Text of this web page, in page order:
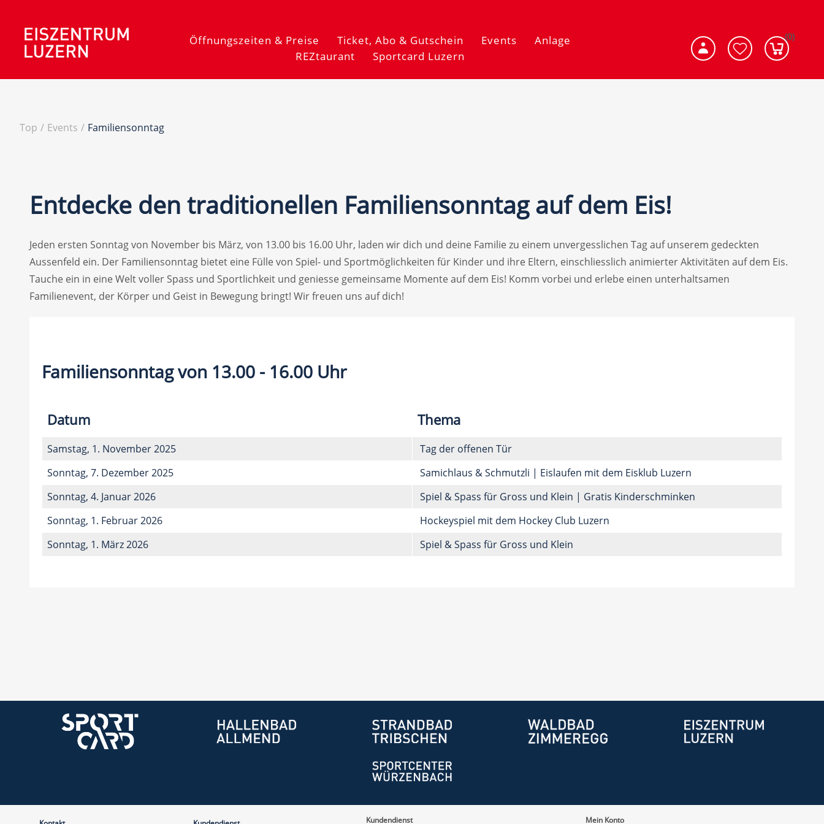
Öffnungszeiten & Preise Ticket, Abo & Gutschein Events
Anlage
REZtaurant
Sportcard Luzern
(0)
Top / Events / Familiensonntag
Entdecke den traditionellen Familiensonntag auf dem Eis!
Jeden ersten Sonntag von November bis März, von 13.00 bis 16.00 Uhr, laden wir dich und deine Familie zu einem unvergesslichen Tag auf unserem gedeckten
Aussenfeld ein. Der Familiensonntag bietet eine Fülle von Spiel- und Sportmöglichkeiten für Kinder und ihre Eltern, einschliesslich animierter Aktivitäten auf dem Eis.
Tauche ein in eine Welt voller Spass und Sportlichkeit und geniesse gemeinsame Momente auf dem Eis! Komm vorbei und erlebe einen unterhaltsamen
Familienevent, der Körper und Geist in Bewegung bringt! Wir freuen uns auf dich!
Familiensonntag von 13.00 - 16.00 Uhr
Datum Thema
Samstag, 1. November 2025
Tag der offenen Tür
Sonntag, 7. Dezember 2025
Samichlaus & Schmutzli | Eislaufen mit dem Eisklub Luzern
Sonntag, 4. Januar 2026
Spiel & Spass für Gross und Klein | Gratis Kinderschminken
Sonntag, 1. Februar 2026
Hockeyspiel mit dem Hockey Club Luzern
Sonntag, 1. März 2026
Spiel & Spass für Gross und Klein
Kundendienst Mein Konto